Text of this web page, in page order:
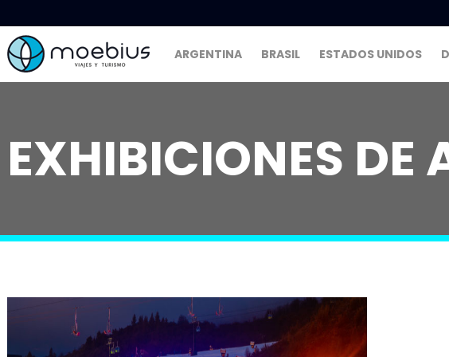
ARGENTINA BRASIL ESTADOS UNIDOS
EXHIBICIONES DE